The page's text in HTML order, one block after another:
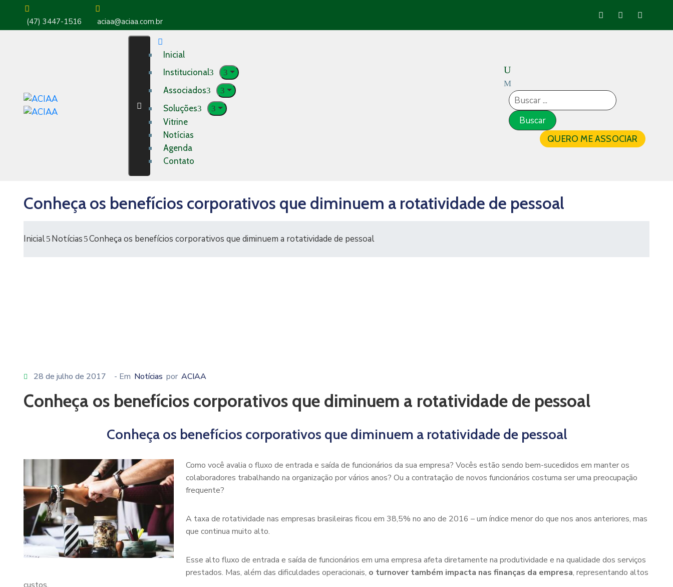
(47) 3447-1516 aciaa@aciaa.com.br
Inicial
Institucional
Associados
Soluções
Vitrine
Notícias
Agenda
Contato
QUERO ME ASSOCIAR
Conheça os benefícios corporativos que diminuem a rotatividade de pessoal
Inicial Notícias Conheça os benefícios corporativos que diminuem a rotatividade de pessoal
28 de julho de 2017 - Em Notícias por ACIAA
Conheça os benefícios corporativos que diminuem a rotatividade de pessoal
Conheça os benefícios corporativos que diminuem a rotatividade de pessoal
Como você avalia o fluxo de entrada e saída de funcionários da sua empresa? Vocês estão sendo bem-sucedidos em manter os
colaboradores trabalhando na organização por vários anos? Ou a contratação de novos funcionários costuma ser uma preocupação
frequente?
A taxa de rotatividade nas empresas brasileiras ficou em 38,5% no ano de 2016 – um índice menor do que nos anos anteriores, mas
que continua muito alto.
Esse alto fluxo de entrada e saída de funcionários em uma empresa afeta diretamente na produtividade e na qualidade dos serviços
prestados. Mas, além das dificuldades operacionais, o turnover também impacta nas finanças da empresa, representando altos